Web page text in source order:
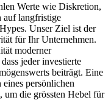
Werte wie Diskretion,
auf langfristige
Unser Ziel ist der
für Ihr Unternehmen.
moderner
jeder investierte
beiträgt. Eine
persönlichen
um die grössten Hebel für